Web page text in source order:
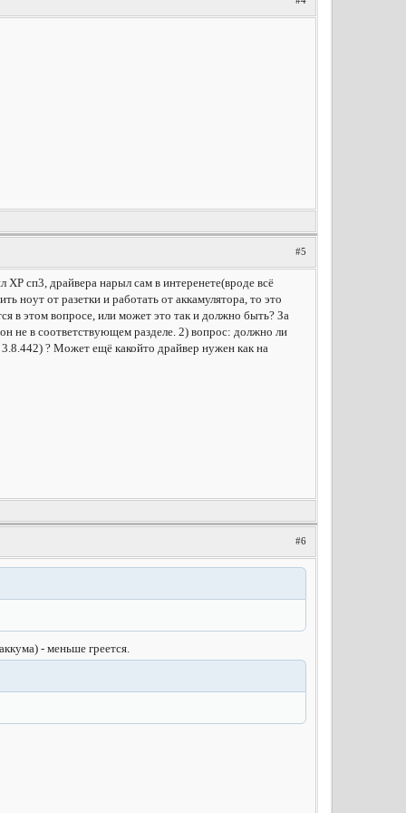
#5
сп3, драйвера нарыл сам в интеренете(вроде всё
ноут от разетки и работать от аккамулятора, то это
в этом вопросе, или может это так и должно быть? За
не в соответствующем разделе. 2) вопрос: должно ли
? Может ещё какойто драйвер нужен как на
#6
- меньше греется.